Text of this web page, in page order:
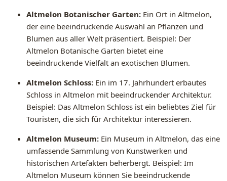
Altmelon Botanischer Garten: Ein Ort in Altmelon,
der eine beeindruckende Auswahl an Pflanzen und
Blumen aus aller Welt präsentiert. Beispiel: Der
Altmelon Botanische Garten bietet eine
beeindruckende Vielfalt an exotischen Blumen.
Altmelon Schloss: Ein im 17. Jahrhundert erbautes
Schloss in Altmelon mit beeindruckender Architektur.
Beispiel: Das Altmelon Schloss ist ein beliebtes Ziel für
Touristen, die sich für Architektur interessieren.
Altmelon Museum: Ein Museum in Altmelon, das eine
umfassende Sammlung von Kunstwerken und
historischen Artefakten beherbergt. Beispiel: Im
Altmelon Museum können Sie beeindruckende